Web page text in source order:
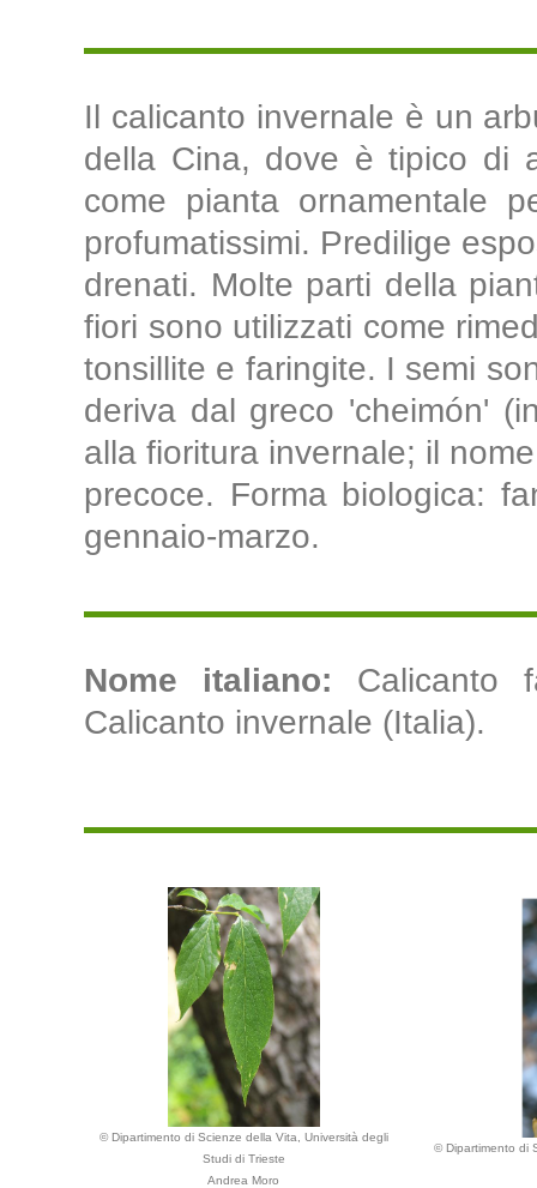
Il calicanto invernale è un
della Cina, dove è tipico di
come pianta ornamentale
profumatissimi. Predilige
drenati. Molte parti della
fiori sono utilizzati come
tonsillite e faringite. I semi
deriva dal greco 'cheimón'
alla fioritura invernale; il
precoce. Forma biologica:
gennaio-marzo.
Nome italiano: Calicanto
Calicanto invernale (Italia).
© Dipartimento di Scienze della Vita, Università degli
Studi di Trieste
Andrea Moro
© Dipartimento di